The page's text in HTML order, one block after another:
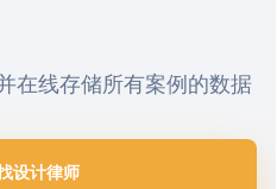
在线存储所有案例的数据
设计律师